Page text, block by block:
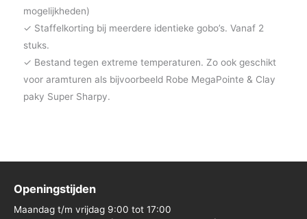
mogelijkheden)
✓ Staffelkorting bij meerdere identieke gobo’s. Vanaf 2
stuks.
✓ Bestand tegen extreme temperaturen. Zo ook geschikt
voor aramturen als bijvoorbeeld Robe MegaPointe & Clay
paky Super Sharpy.
Openingstijden
Maandag t/m vrijdag 9:00 tot 17:00